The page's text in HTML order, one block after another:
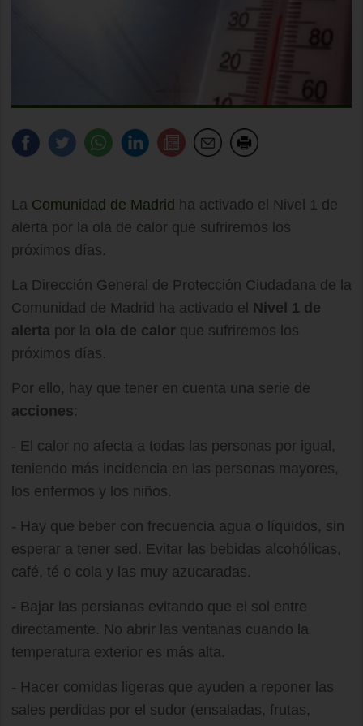
La Comunidad de Madrid ha activado el Nivel 1 de
alerta por la ola de calor que sufriremos los
próximos días.
La Dirección General de Protección Ciudadana de la
Comunidad de Madrid ha activado el Nivel 1 de
alerta por la ola de calor que sufriremos los
próximos días.
Por ello, hay que tener en cuenta una serie de
acciones:
- El calor no afecta a todas las personas por igual,
teniendo más incidencia en las personas mayores,
los enfermos y los niños.
- Hay que beber con frecuencia agua o líquidos, sin
esperar a tener sed. Evitar las bebidas alcohólicas,
café, té o cola y las muy azucaradas.
- Bajar las persianas evitando que el sol entre
directamente. No abrir las ventanas cuando la
temperatura exterior es más alta.
- Hacer comidas ligeras que ayuden a reponer las
sales perdidas por el sudor (ensaladas, frutas,